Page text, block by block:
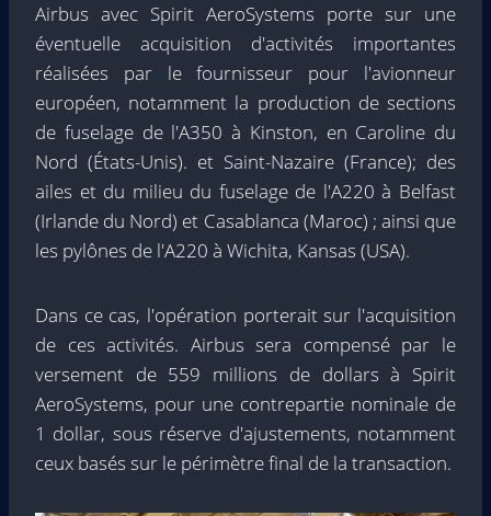
Airbus avec Spirit AeroSystems porte sur une
éventuelle acquisition d'activités importantes
réalisées par le fournisseur pour l'avionneur
européen, notamment la production de sections
de fuselage de l'A350 à Kinston, en Caroline du
Nord (États-Unis). et Saint-Nazaire (France); des
ailes et du milieu du fuselage de l'A220 à Belfast
(Irlande du Nord) et Casablanca (Maroc) ; ainsi que
les pylônes de l'A220 à Wichita, Kansas (USA).
Dans ce cas, l'opération porterait sur l'acquisition
de ces activités. Airbus sera compensé par le
versement de 559 millions de dollars à Spirit
AeroSystems, pour une contrepartie nominale de
1 dollar, sous réserve d'ajustements, notamment
ceux basés sur le périmètre final de la transaction.